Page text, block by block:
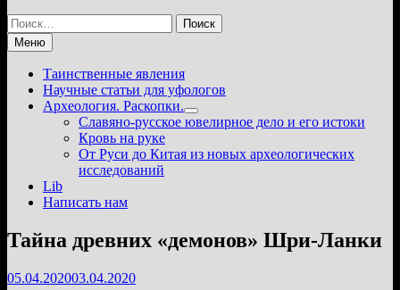
Найти:
Меню
Таинственные явления
Научные статьи для уфологов
Археология. Раскопки.
Показать
подменю
Славяно-русское ювелирное дело и его истоки
Кровь на руке
От Руси до Китая из новых археологических
исследований
Lib
Написать нам
Тайна древних «демонов» Шри-Ланки
05.04.202003.04.2020